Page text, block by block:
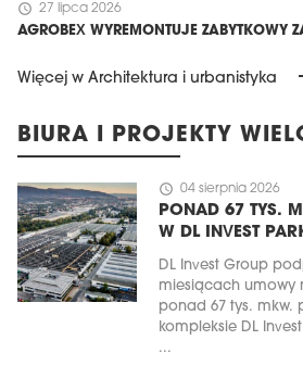
schedule 27 lipca 2026
AGROBEX WYREMONTUJE ZABYTKOWY
Więcej w Architektura i urbanistyka
BIURA I PROJEKTY
schedule 04 sierpnia 2026
PONAD 67 TYS.
W DL INVEST
DL Invest Group
miesiącach umowy
ponad 67 tys. mkw.
kompleksie DL
...